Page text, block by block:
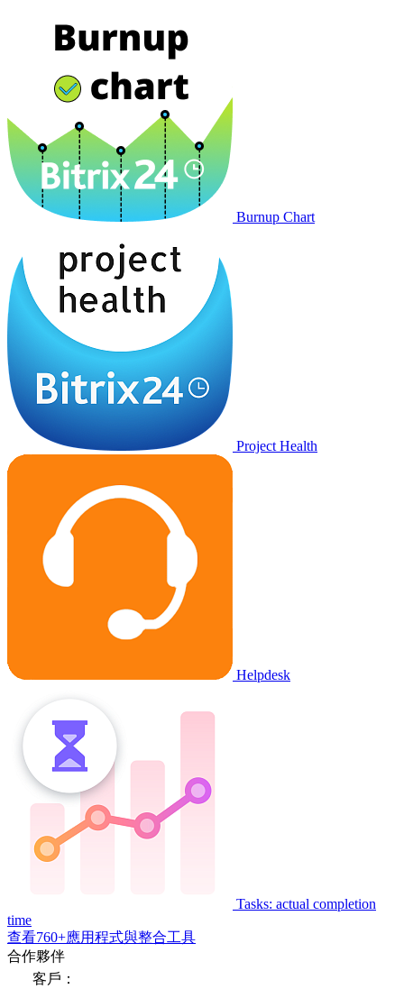
Burnup Chart
Project Health
Helpdesk
Tasks: actual completion
time
查看760+應用程式與整合工具
合作夥伴
客戶：